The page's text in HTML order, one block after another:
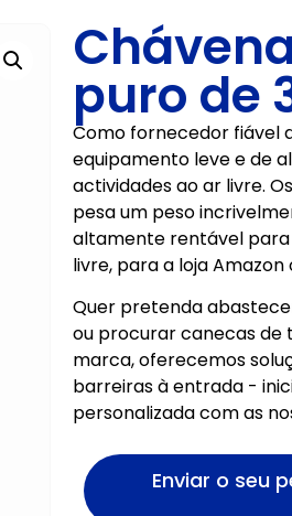
puro de
Como fornecedor fiável
equipamento leve e de
actividades ao ar livre.
pesa um peso
altamente rentável para
livre, para a loja
Quer pretenda
ou procurar canecas de
marca, oferecemos
barreiras à entrada -
personalizada com as
Enviar o seu